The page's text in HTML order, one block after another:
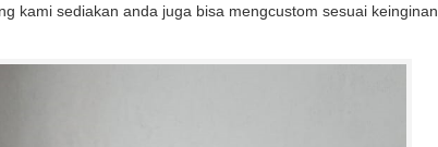
kami sediakan anda juga bisa mengcustom sesuai keinginan